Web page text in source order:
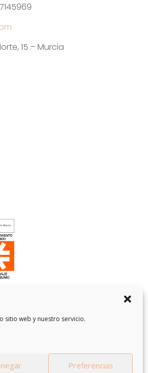
sitio web y nuestro servicio.
Preferencias
15 – Murcia